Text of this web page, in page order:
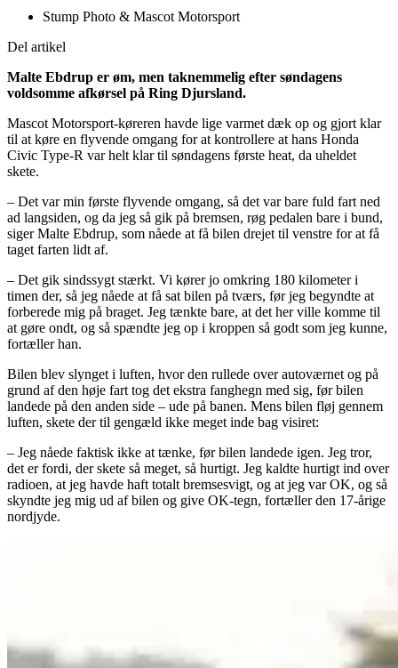
Stump Photo & Mascot Motorsport
Del artikel
Malte Ebdrup er øm, men taknemmelig efter søndagens
voldsomme afkørsel på Ring Djursland.
Mascot Motorsport-køreren havde lige varmet dæk op og gjort klar
til at køre en flyvende omgang for at kontrollere at hans Honda
Civic Type-R var helt klar til søndagens første heat, da uheldet
skete.
– Det var min første flyvende omgang, så det var bare fuld fart ned
ad langsiden, og da jeg så gik på bremsen, røg pedalen bare i bund,
siger Malte Ebdrup, som nåede at få bilen drejet til venstre for at få
taget farten lidt af.
– Det gik sindssygt stærkt. Vi kører jo omkring 180 kilometer i
timen der, så jeg nåede at få sat bilen på tværs, før jeg begyndte at
forberede mig på braget. Jeg tænkte bare, at det her ville komme til
at gøre ondt, og så spændte jeg op i kroppen så godt som jeg kunne,
fortæller han.
Bilen blev slynget i luften, hvor den rullede over autoværnet og på
grund af den høje fart tog det ekstra fanghegn med sig, før bilen
landede på den anden side – ude på banen. Mens bilen fløj gennem
luften, skete der til gengæld ikke meget inde bag visiret:
– Jeg nåede faktisk ikke at tænke, før bilen landede igen. Jeg tror,
det er fordi, der skete så meget, så hurtigt. Jeg kaldte hurtigt ind over
radioen, at jeg havde haft totalt bremsesvigt, og at jeg var OK, og så
skyndte jeg mig ud af bilen og give OK-tegn, fortæller den 17-årige
nordjyde.